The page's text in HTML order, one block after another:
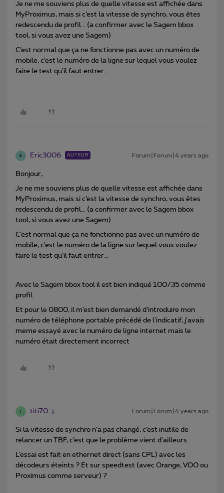
Je ne me souviens plus de quelle vitesse est affichée dans
MyProximus, mais si c’est la vitesse de synchro, vous êtes
redescendu de profil… (a confirmer avec le Sagem bbox
tool, si vous avez une Sagem)
C’est normal que ça ne fonctionne pas avec un numéro de
mobile, c’est le numéro de la ligne sur lequel vous voulez
faire le test qu’il faut entrer…
E Eric3006 AUTEUR Forum|Forum|4 years ago
Bonjour,
Je ne me souviens plus de quelle vitesse est affichée dans
MyProximus, mais si c’est la vitesse de synchro, vous êtes
redescendu de profil… (a confirmer avec le Sagem bbox
tool, si vous avez une Sagem)
C’est normal que ça ne fonctionne pas avec un numéro de
mobile, c’est le numéro de la ligne sur lequel vous voulez
faire le test qu’il faut entrer…
Avec le Sagem bbox tool il est bien indiqué 100/35 comme
profil
Et pour le 0800, il m’est bien demandé d’introduire mon
numéro de téléphone portable précédé de l’indicatif, j’avais
meme essayé avec le numéro de ligne internet mais le
numéro était directement incorrect
T titi70 Forum|Forum|4 years ago
Si la vitesse de synchro n’a pas changé, c’est inutile de
relancer un TBF, c’est que le problème vient d'ailleurs.
L’essai est fait en ethernet direct (sans CPL) avec les
décodeurs éteints ? Et sur speedtest (avec Orange, VOO ou
Proximus comme serveur) ?